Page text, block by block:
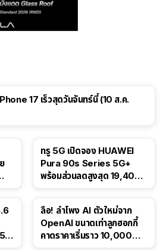
17 เร็วสุดวันจันทร์นี้ (10 ส.ค.
ทรู 5G เปิดจอง HUAWEI
Pura 90s Series 5G+
พร้อมส่วนลดสูงสุด 19,400
ลือ! ลำโพง AI ตัวใหม่จาก
OpenAI ขนาดเท่าลูกฮอกกี้
คาดราคาเริ่มราว 10,000